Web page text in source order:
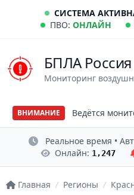
СИСТЕМА
ПВО: ОНЛАЙН
БПЛА Россия
Мониторинг
ВНИМАНИЕ Ведётся
Реальное время •
Онлайн: 1,247
Главная / Регионы /